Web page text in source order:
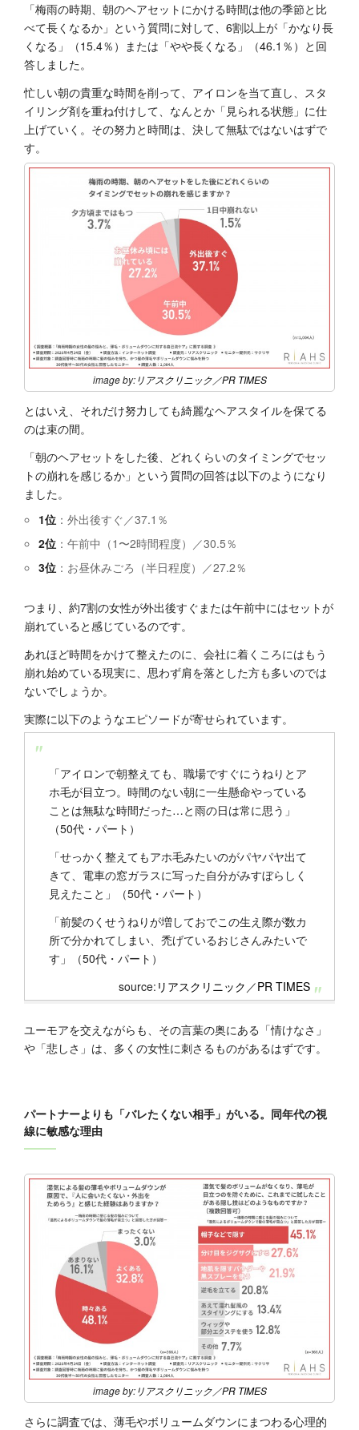
「梅雨の時期、朝のヘアセットにかける時間は他の季節と比
べて長くなるか」という質問に対して、6割以上が「かなり長
くなる」（15.4％）または「やや長くなる」（46.1％）と回
答しました。
忙しい朝の貴重な時間を削って、アイロンを当て直し、スタ
イリング剤を重ね付けして、なんとか「見られる状態」に仕
上げていく。その努力と時間は、決して無駄ではないはずで
す。
image by:リアスクリニック／PR TIMES
とはいえ、それだけ努力しても綺麗なヘアスタイルを保てる
のは束の間。
「朝のヘアセットをした後、どれくらいのタイミングでセッ
トの崩れを感じるか」という質問の回答は以下のようになり
ました。
1位 ：外出後すぐ／37.1％
2位 ：午前中（1〜2時間程度）／30.5％
3位 ：お昼休みごろ（半日程度）／27.2％
つまり、約7割の女性が外出後すぐまたは午前中にはセットが
崩れていると感じているのです。
あれほど時間をかけて整えたのに、会社に着くころにはもう
崩れ始めている現実に、思わず肩を落とした方も多いのでは
ないでしょうか。
実際に以下のようなエピソードが寄せられています。
「アイロンで朝整えても、職場ですぐにうねりとア
ホ毛が目立つ。時間のない朝に一生懸命やっている
ことは無駄な時間だった…と雨の日は常に思う」
（50代・パート）
「せっかく整えてもアホ毛みたいのがパヤパヤ出て
きて、電車の窓ガラスに写った自分がみすぼらしく
見えたこと」（50代・パート）
「前髪のくせうねりが増しておでこの生え際が数カ
所で分かれてしまい、禿げているおじさんみたいで
す」（50代・パート）
source: リアスクリニック ／PR TIMES
ユーモアを交えながらも、その言葉の奥にある「情けなさ」
や「悲しさ」は、多くの女性に刺さるものがあるはずです。
パートナーよりも「バレたくない相手」がいる。同年代の視
線に敏感な理由
image by:リアスクリニック／PR TIMES
さらに調査では、薄毛やボリュームダウンにまつわる心理的